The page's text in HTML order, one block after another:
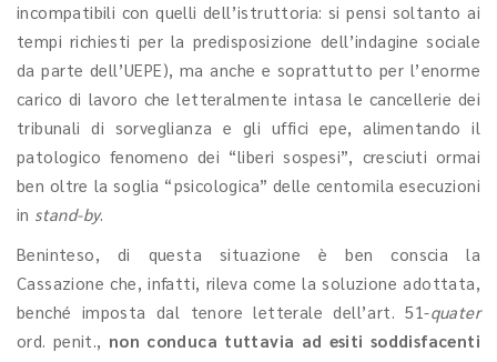
incompatibili con quelli dell’istruttoria: si pensi soltanto ai
tempi richiesti per la predisposizione dell’indagine sociale
da parte dell’UEPE), ma anche e soprattutto per l’enorme
carico di lavoro che letteralmente intasa le cancellerie dei
tribunali di sorveglianza e gli uffici epe, alimentando il
patologico fenomeno dei “liberi sospesi”, cresciuti ormai
ben oltre la soglia “psicologica” delle centomila esecuzioni
in stand-by.
Beninteso, di questa situazione è ben conscia la
Cassazione che, infatti, rileva come la soluzione adottata,
benché imposta dal tenore letterale dell’art. 51-quater
ord. penit., non conduca tuttavia ad esiti soddisfacenti